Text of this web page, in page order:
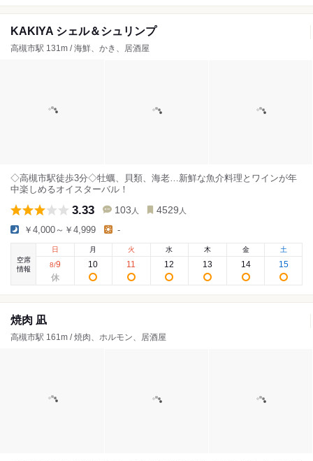
KAKIYA シェル＆シュリンプ
高槻市駅 131m / 海鮮、かき、居酒屋
◇高槻市駅徒歩3分◇牡蠣、貝類、海老…新鮮な魚介料理とワインが年
中楽しめるオイスターバル！
3.33 103 人 4529 人
￥4,000～￥4,999 -
空席
情報
日
8/9
月
10
火
11
水
12
木
13
金
14
土
15
焼肉 凪
高槻市駅 161m / 焼肉、ホルモン、居酒屋